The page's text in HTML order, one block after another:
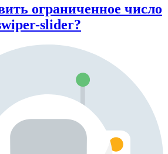
ограниченное число
slider?